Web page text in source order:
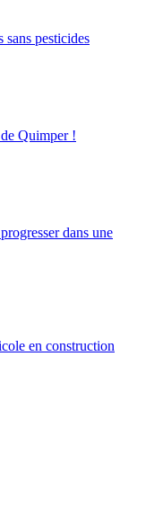
sans pesticides
Quimper !
dans une
en construction